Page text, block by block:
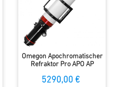
Omegon Apochromatischer
Refraktor Pro APO AP
5290,00 €